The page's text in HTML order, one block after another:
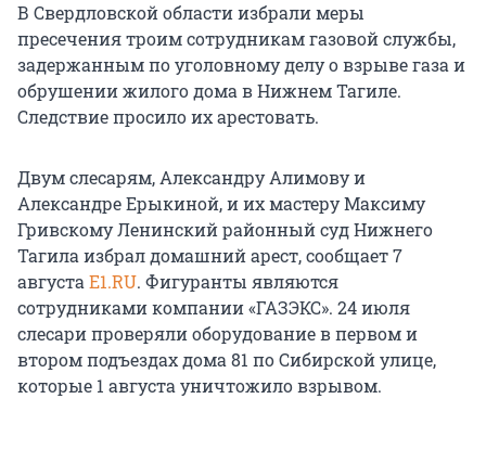
В Свердловской области избрали меры
пресечения троим сотрудникам газовой службы,
задержанным по уголовному делу о взрыве газа и
обрушении жилого дома в Нижнем Тагиле.
Следствие просило их арестовать.
Двум слесарям, Александру Алимову и
Александре Ерыкиной, и их мастеру Максиму
Гривскому Ленинский районный суд Нижнего
Тагила избрал домашний арест, сообщает 7
августа E1.RU. Фигуранты являются
сотрудниками компании «ГАЗЭКС». 24 июля
слесари проверяли оборудование в первом и
втором подъездах дома 81 по Сибирской улице,
которые 1 августа уничтожило взрывом.